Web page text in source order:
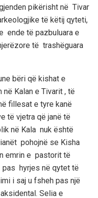
pikërisht në Tivar
të këtij qyteti,
ende të pazbuluara e
të trashëguara
bëri që kishat e
Kalan e Tivarit , të
fillesat e tyre kanë
të vjetra që janë të
në Kala nuk është
pohojnë se Kisha
emrin e pastorit të
pas hyrjes në qytet të
i saj u fsheh pas një
Selia e